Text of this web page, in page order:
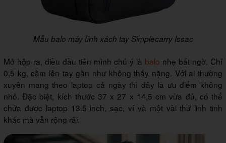
Mẫu balo máy tính xách tay Simplecarry Issac
Mở hộp ra, điều đầu tiên mình chú ý là balo nhẹ bất ngờ. Chỉ
0,5 kg, cầm lên tay gần như không thấy nặng. Với ai thường
xuyên mang theo laptop cả ngày thì đây là ưu điểm không
nhỏ. Đặc biệt, kích thước 37 x 27 x 14,5 cm vừa đủ, có thể
chứa được laptop 13.5 inch, sạc, ví và một vài thứ linh tinh
khác mà vẫn rộng rãi.